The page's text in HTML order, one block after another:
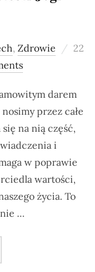
, Zdrowie
22
darem
przez całe
się na nią część,
i
w poprawie
wartości,
życia. To
…